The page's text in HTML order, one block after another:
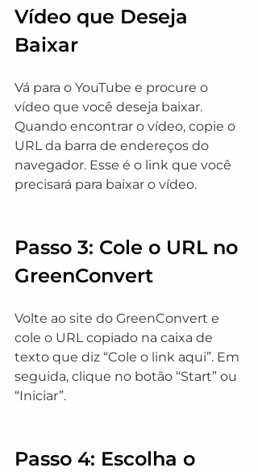
Vídeo que Deseja
Baixar
Vá para o YouTube e procure o
vídeo que você deseja baixar.
Quando encontrar o vídeo, copie o
URL da barra de endereços do
navegador. Esse é o link que você
precisará para baixar o vídeo.
Passo 3: Cole o URL no
GreenConvert
Volte ao site do GreenConvert e
cole o URL copiado na caixa de
texto que diz “Cole o link aqui”. Em
seguida, clique no botão “Start” ou
“Iniciar”.
Passo 4: Escolha o